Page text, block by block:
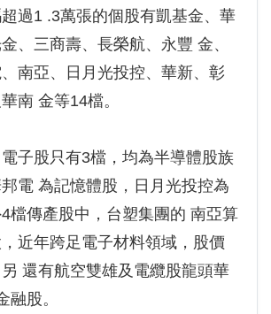
過1 .3萬張的個股有凱基金、華
、三商壽、長榮航、永豐 金、
南亞、日月光投控、華新、彰
南 金等14檔。
子股只有3檔，均為半導體股族
電 為記憶體股，日月光投控為
檔傳產股中，台塑集團的 南亞算
近年跨足電子材料領域，股價
還有航空雙雄及電纜股龍頭華
融股。